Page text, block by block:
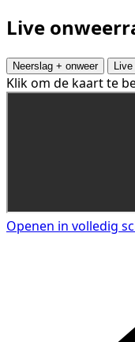
Live
Neerslag + onweer
Klik om de kaart te
Openen in volledig